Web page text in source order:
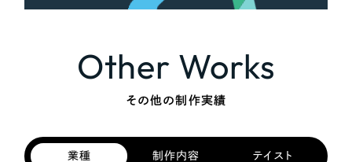
Other Works
その他の制作実績
業種 制作内容 テイスト